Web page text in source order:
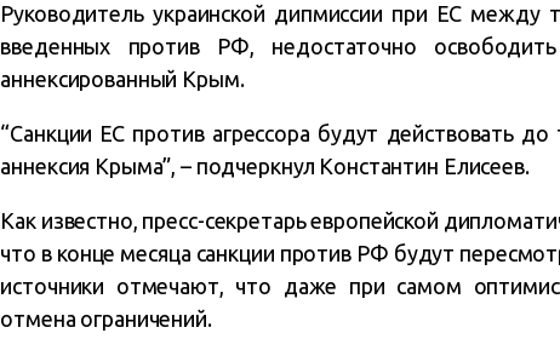
Руководитель украинской дипмиссии при ЕС
введенных против РФ, недостаточно
аннексированный Крым.
“Санкции ЕС против агрессора будут действовать
аннексия Крыма”, – подчеркнул Константин Елисеев.
Как известно, пресс-секретарь европейской
что в конце месяца санкции против РФ будут
источники отмечают, что даже при самом
отмена ограничений.